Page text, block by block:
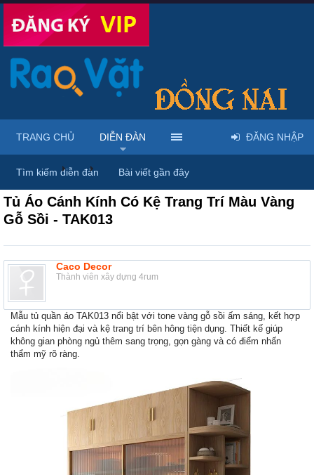
Diễn đàn ... Nội thất & Ngoại thất
Tủ Áo Cánh Kính Có Kệ Trang Trí Màu Vàng
Gỗ Sồi - TAK013
Caco Decor
Thành viên xây dựng 4rum
Mẫu tủ quần áo TAK013 nổi bật với tone vàng gỗ sồi ấm sáng, kết hợp
cánh kính hiện đại và kệ trang trí bên hông tiện dụng. Thiết kế giúp
không gian phòng ngủ thêm sang trọng, gọn gàng và có điểm nhấn
thẩm mỹ rõ ràng.
TRANG CHỦ DIỄN ĐÀN
Tìm kiếm diễn đàn Bài viết gần đây
ĐĂNG NHẬP